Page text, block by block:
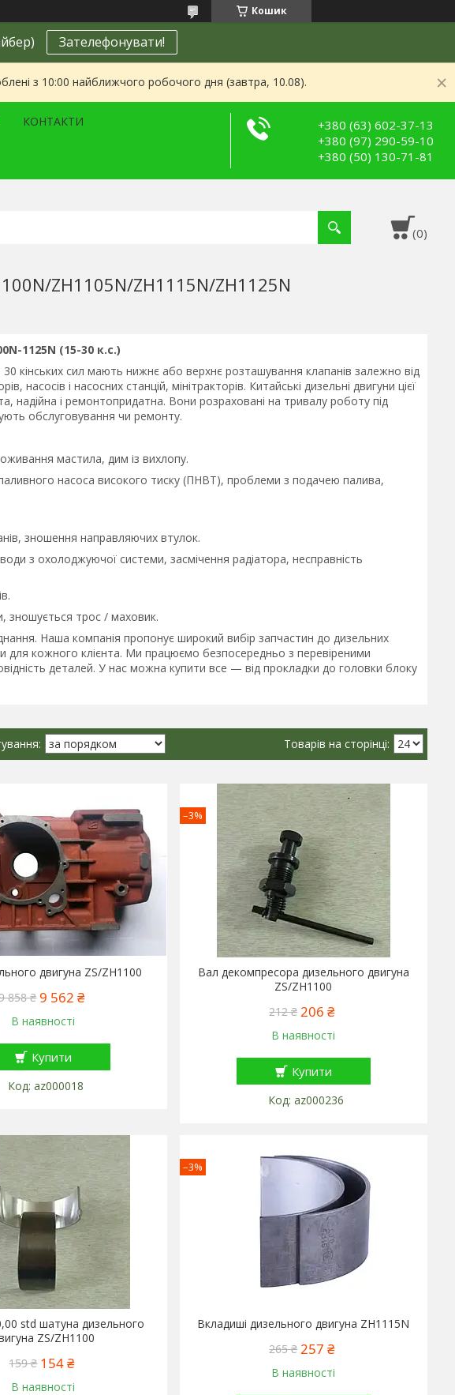
Кошик
Зателефонувати!
з 10:00 найближчого робочого дня (завтра, 10.08).
КОНТАКТИ
+380 (63) 602-37-13
+380 (97) 290-59-10
+380 (50) 130-71-81
ZH1105N/ZH1115N/ZH1125N
1125N (15-30 к.с.)
кінських сил мають нижнє або верхнє розташування клапанів залежно від
насосів і насосних станцій, мінітракторів. Китайські дизельні двигуни цієї
надійна і ремонтопридатна. Вони розраховані на тривалу роботу під
обслуговування чи ремонту.
мастила, дим із вихлопу.
насоса високого тиску (ПНВТ), проблеми з подачею палива,
зношення направляючих втулок.
з охолоджуючої системи, засмічення радіатора, несправність
зношується трос / маховик.
Наша компанія пропонує широкий вибір запчастин до дизельних
для кожного клієнта. Ми працюємо безпосередньо з перевіреними
деталей. У нас можна купити все — від прокладки до головки блоку
двигуна ZS/ZH1100
858 ₴ 9 562 ₴
В наявності
Купити
az000018
–3%
Вал декомпресора дизельного двигуна
ZS/ZH1100
212 ₴ 206 ₴
В наявності
Купити
az000236
std шатуна дизельного
ZS/ZH1100
159 ₴ 154 ₴
В наявності
–3%
Вкладиші дизельного двигуна ZH1115N
265 ₴ 257 ₴
В наявності